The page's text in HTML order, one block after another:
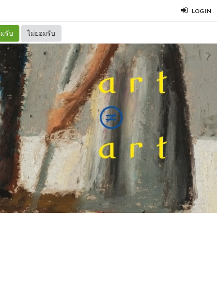
LOG IN
รับ ไม่ยอมรับ